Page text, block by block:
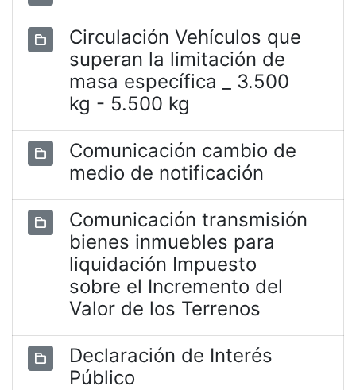
Circulación Vehículos que
superan la limitación de
masa específica _ 3.500
kg - 5.500 kg
Comunicación cambio de
medio de notificación
Comunicación transmisión
bienes inmuebles para
liquidación Impuesto
sobre el Incremento del
Valor de los Terrenos
Declaración de Interés
Público